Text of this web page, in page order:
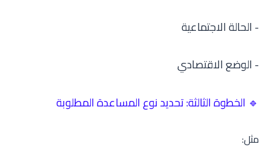
- الحالة الاجتماعية
- الوضع الاقتصادي
🔹 الخطوة الثالثة: تحديد نوع المساعدة المطلوبة
مثل: